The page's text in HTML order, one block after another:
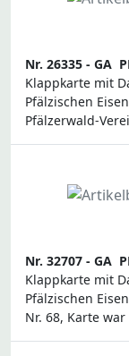
Nr. 26335 - GA
Klappkarte mit
Pfälzischen
Pfälzerwald-
Nr. 32707 - GA
Klappkarte mit
Pfälzischen
Nr. 68, Karte